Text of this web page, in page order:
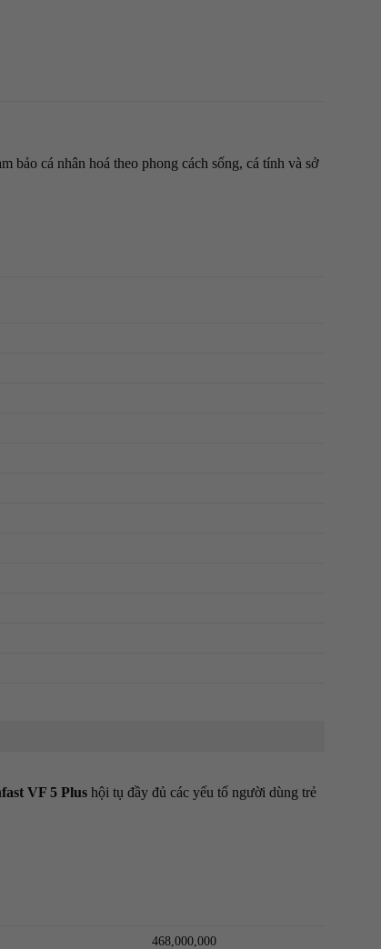
bảo cá nhân hoá theo phong cách sống, cá tính và sở
VF 5 Plus hội tụ đầy đủ các yếu tố người dùng trẻ
468,000,000